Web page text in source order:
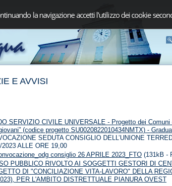
la navigazione accetti l'utilizzo dei cookie
E AVVISI
SERVIZIO CIVILE UNIVERSALE - Progetto dei Comuni
(codice progetto SU0020822010434NMTX) -
SEDUTA CONSIGLIO DELL’UNIONE
2023 ALLE ORE 19,00
consiglio 26 APRILE 2023_FTO(131kB -
PUBBLICO RIVOLTO AI SOGGETTI GESTORI DI
DI "CONCILIAZIONE VITA-LAVORO" DELLA
PER L'AMBITO DISTRETTUALE PIANURA OVEST